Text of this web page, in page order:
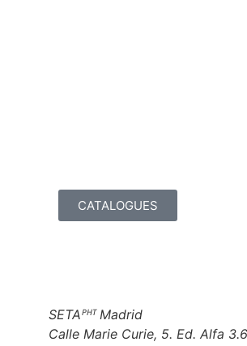
CATALOGUES
SETAᴾᴴᵀ Madrid
Calle Marie Curie, 5. Ed. Alfa 3.6